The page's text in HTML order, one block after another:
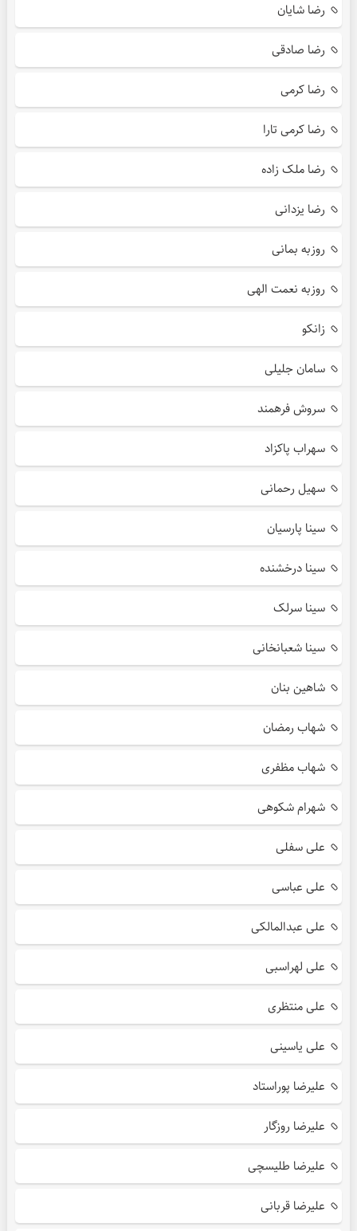
رضا شایان
رضا صادقی
رضا کرمی
رضا کرمی تارا
رضا ملک زاده
رضا یزدانی
روزبه بمانی
روزبه نعمت الهی
زانکو
سامان جلیلی
سروش فرهمند
سهراب پاکزاد
سهیل رحمانی
سینا پارسیان
سینا درخشنده
سینا سرلک
سینا شعبانخانی
شاهین بنان
شهاب رمضان
شهاب مظفری
شهرام شکوهی
علی سفلی
علی عباسی
علی عبدالمالکی
علی لهراسبی
علی منتظری
علی یاسینی
علیرضا پوراستاد
علیرضا روزگار
علیرضا طلیسچی
علیرضا قربانی